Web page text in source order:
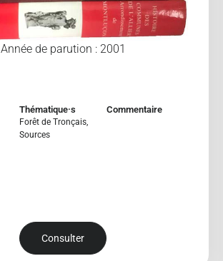
Année de parution : 2001
Thématique·s
Forêt de Tronçais,
Sources
Commentaire
Consulter